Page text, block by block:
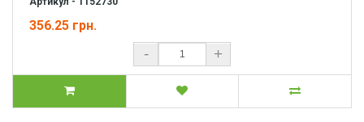
356.25 грн.
- +